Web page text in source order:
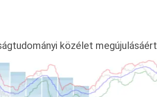
közélet megújulásáért